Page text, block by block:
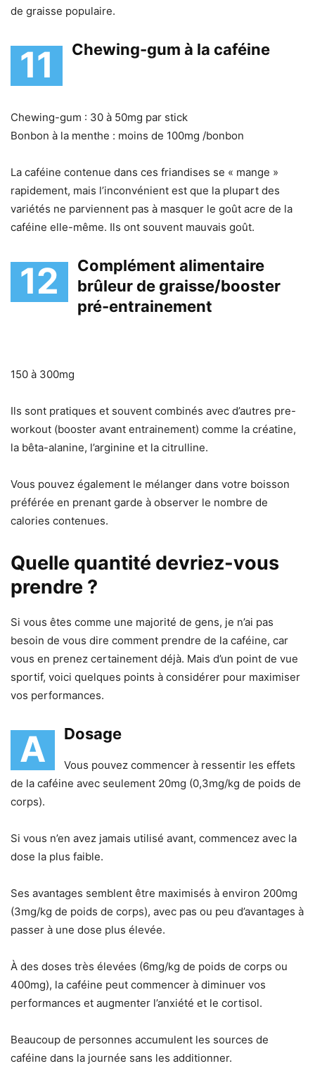
de graisse populaire.
11 Chewing-gum à la caféine
Chewing-gum : 30 à 50mg par stick
Bonbon à la menthe : moins de 100mg /bonbon
La caféine contenue dans ces friandises se « mange »
rapidement, mais l’inconvénient est que la plupart des
variétés ne parviennent pas à masquer le goût acre de la
caféine elle-même. Ils ont souvent mauvais goût.
12
Complément alimentaire
brûleur de graisse/booster
pré-entrainement
150 à 300mg
Ils sont pratiques et souvent combinés avec d’autres pre-
workout (booster avant entrainement) comme la créatine,
la bêta-alanine, l’arginine et la citrulline.
Vous pouvez également le mélanger dans votre boisson
préférée en prenant garde à observer le nombre de
calories contenues.
Quelle quantité devriez-vous
prendre ?
Si vous êtes comme une majorité de gens, je n’ai pas
besoin de vous dire comment prendre de la caféine, car
vous en prenez certainement déjà. Mais d’un point de vue
sportif, voici quelques points à considérer pour maximiser
vos performances.
A Dosage
Vous pouvez commencer à ressentir les effets
de la caféine avec seulement 20mg (0,3mg/kg de poids de
corps).
Si vous n’en avez jamais utilisé avant, commencez avec la
dose la plus faible.
Ses avantages semblent être maximisés à environ 200mg
(3mg/kg de poids de corps), avec pas ou peu d’avantages à
passer à une dose plus élevée.
À des doses très élevées (6mg/kg de poids de corps ou
400mg), la caféine peut commencer à diminuer vos
performances et augmenter l’anxiété et le cortisol.
Beaucoup de personnes accumulent les sources de
caféine dans la journée sans les additionner.